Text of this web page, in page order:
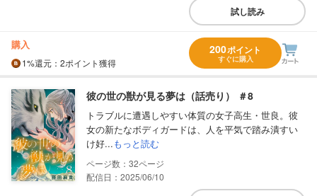
試し読み
購入
1%還元 ：2ポイント獲得
200ポイント
すぐに購入
彼の世の獣が見る夢は（話売り） ＃8
トラブルに遭遇しやすい体質の女子高生・世良。彼
女の新たなボディガードは、人を平気で踏み潰すい
け好...もっと読む
32
配信日：2025/06/10